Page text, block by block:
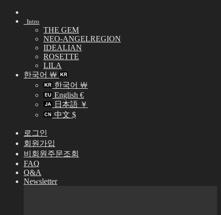
Skip
Intro
THE GEM
NEO-ANGELREGION
IDEALIAN
ROSETTE
LILA
한국어 ￦
한국어 ￦
English €
日本語 ￥
中文 $
로그인
회원가입
비회원주문조회
FAQ
Q&A
Newsletter